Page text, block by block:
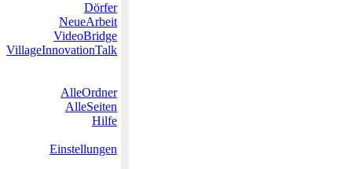
Dörfer
NeueArbeit
VideoBridge
VillageInnovationTalk
AlleOrdner
AlleSeiten
Hilfe
Einstellungen